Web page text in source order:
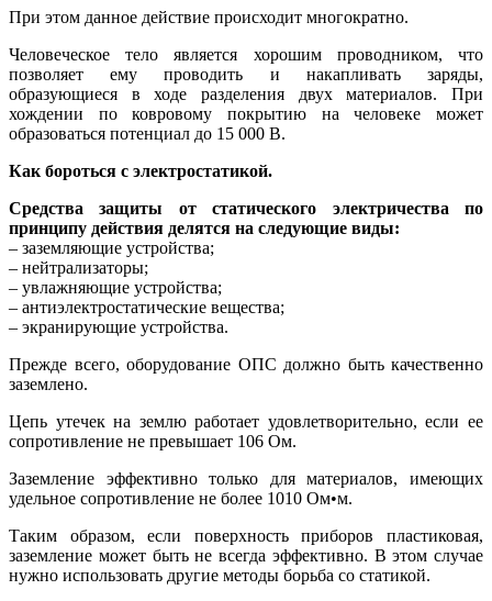
При этом данное действие происходит многократно.
Человеческое тело является хорошим проводником, что
позволяет ему проводить и накапливать заряды,
образующиеся в ходе разделения двух материалов. При
хождении по ковровому покрытию на человеке может
образоваться потенциал до 15 000 В.
Как бороться с электростатикой.
Средства защиты от статического электричества по
принципу действия делятся на следующие виды:
– заземляющие устройства;
– нейтрализаторы;
– увлажняющие устройства;
– антиэлектростатические вещества;
– экранирующие устройства.
Прежде всего, оборудование ОПС должно быть качественно
заземлено.
Цепь утечек на землю работает удовлетворительно, если ее
сопротивление не превышает 106 Ом.
Заземление эффективно только для материалов, имеющих
удельное сопротивление не более 1010 Ом•м.
Таким образом, если поверхность приборов пластиковая,
заземление может быть не всегда эффективно. В этом случае
нужно использовать другие методы борьба со статикой.